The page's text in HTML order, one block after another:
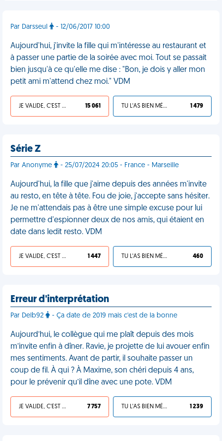
Par Darsseul - 12/06/2017 10:00
Aujourd'hui, j'invite la fille qui m'intéresse au restaurant et
à passer une partie de la soirée avec moi. Tout se passait
bien jusqu'à ce qu'elle me dise : "Bon, je dois y aller mon
petit ami m'attend chez moi." VDM
JE VALIDE, C'EST UNE VDM 15 061 TU L'AS BIEN MÉRITÉ 1 479
Série Z
Par Anonyme - 25/07/2024 20:05 - France - Marseille
Aujourd'hui, la fille que j'aime depuis des années m'invite
au resto, en tête à tête. Fou de joie, j'accepte sans hésiter.
Je ne m'attendais pas à être une simple excuse pour lui
permettre d'espionner deux de nos amis, qui étaient en
date dans ledit resto. VDM
JE VALIDE, C'EST UNE VDM 1 447 TU L'AS BIEN MÉRITÉ 460
Erreur d'interprétation
Par Delb92 - Ça date de 2019 mais c'est de la bonne
Aujourd’hui, le collègue qui me plaît depuis des mois
m’invite enfin à dîner. Ravie, je projette de lui avouer enfin
mes sentiments. Avant de partir, il souhaite passer un
coup de fil. À qui ? À Maxime, son chéri depuis 4 ans,
pour le prévenir qu’il dîne avec une pote. VDM
JE VALIDE, C'EST UNE VDM 7 757 TU L'AS BIEN MÉRITÉ 1 239